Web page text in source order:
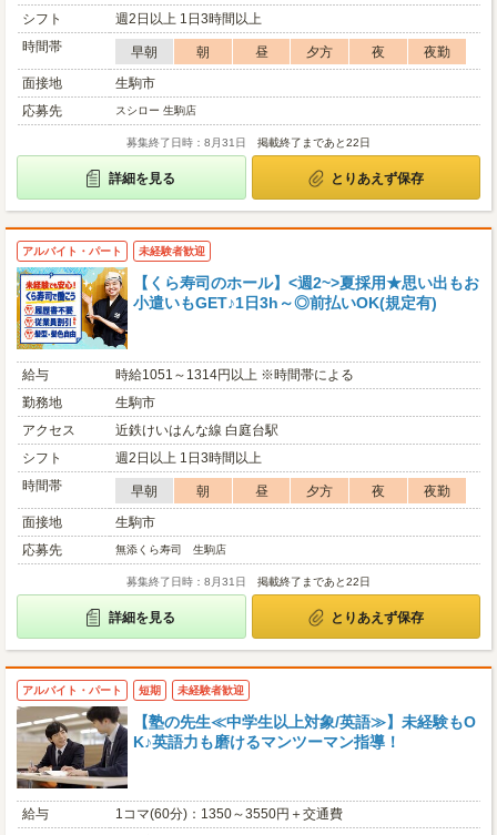
シフト
週2日以上 1日3時間以上
時間帯
早朝 朝 昼 夕方 夜
夜勤
面接地
生駒市
応募先
スシロー 生駒店
募集終了日時：8月31日 掲載終了まであと22日
詳細を見る とりあえず保存
アルバイト・パート 未経験者歓迎
【くら寿司のホール】<週2~>夏採用★思い出もお
小遣いもGET♪1日3h～◎前払いOK(規定有)
給与
時給1051～1314円以上 ※時間帯による
勤務地
生駒市
アクセス
近鉄けいはんな線 白庭台駅
シフト
週2日以上 1日3時間以上
時間帯
早朝 朝 昼 夕方 夜
夜勤
面接地
生駒市
応募先
無添くら寿司 生駒店
募集終了日時：8月31日 掲載終了まであと22日
詳細を見る とりあえず保存
アルバイト・パート 短期 未経験者歓迎
【塾の先生≪中学生以上対象/英語≫】未経験もO
K♪英語力も磨けるマンツーマン指導！
給与
1コマ(60分)：1350～3550円＋交通費